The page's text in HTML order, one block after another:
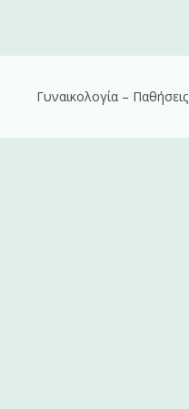
Γυναικολογία – Παθήσεις